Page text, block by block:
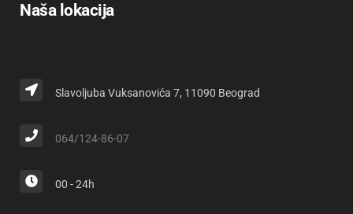
Naša lokacija
Slavoljuba Vuksanovića 7, 11090 Beograd
064/124-86-07
00 - 24h